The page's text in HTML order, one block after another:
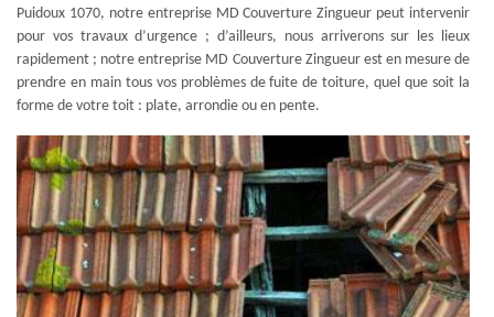
Puidoux 1070, notre entreprise MD Couverture Zingueur peut intervenir
pour vos travaux d’urgence ; d’ailleurs, nous arriverons sur les lieux
rapidement ; notre entreprise MD Couverture Zingueur est en mesure de
prendre en main tous vos problèmes de fuite de toiture, quel que soit la
forme de votre toit : plate, arrondie ou en pente.